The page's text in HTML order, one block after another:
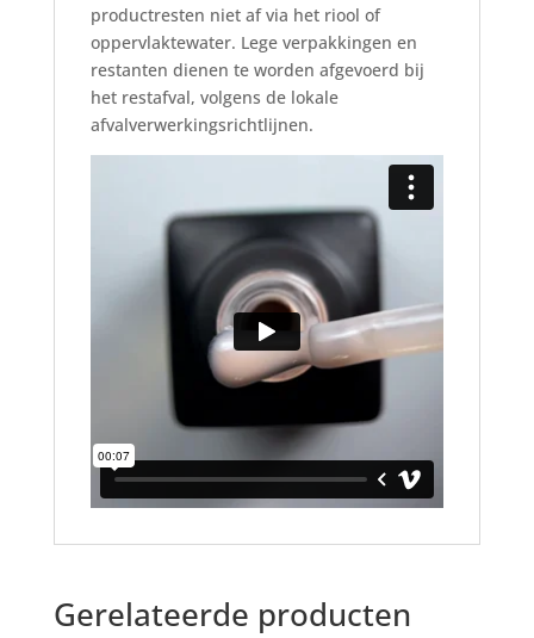
productresten niet af via het riool of
oppervlaktewater. Lege verpakkingen en
restanten dienen te worden afgevoerd bij
het restafval, volgens de lokale
afvalverwerkingsrichtlijnen.
Gerelateerde producten